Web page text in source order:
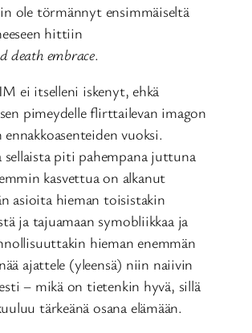
ole törmännyt ensimmäiseltä
hittiin
death embrace.
ei itselleni iskenyt, ehkä
pimeydelle flirttailevan imagon
vuoksi.
sellaista piti pahempana juttuna
kasvettua on alkanut
asioita hieman toisistakin
ja tajuamaan symobliikkaa ja
hieman enemmän
ajattele (yleensä) niin naiivin
– mikä on tietenkin hyvä, sillä
tärkeänä osana elämään.